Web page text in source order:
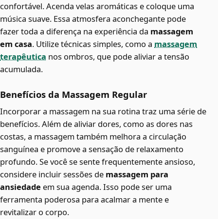
confortável. Acenda velas aromáticas e coloque uma
música suave. Essa atmosfera aconchegante pode
fazer toda a diferença na experiência da massagem
em casa. Utilize técnicas simples, como a massagem
terapêutica nos ombros, que pode aliviar a tensão
acumulada.
Benefícios da Massagem Regular
Incorporar a massagem na sua rotina traz uma série de
benefícios. Além de aliviar dores, como as dores nas
costas, a massagem também melhora a circulação
sanguínea e promove a sensação de relaxamento
profundo. Se você se sente frequentemente ansioso,
considere incluir sessões de massagem para
ansiedade em sua agenda. Isso pode ser uma
ferramenta poderosa para acalmar a mente e
revitalizar o corpo.